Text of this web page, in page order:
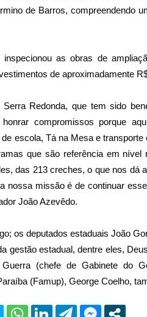
de Barros, compreendendo
as obras de
de aproximadamente
Redonda, que tem sido
compromissos porque
escola, Tá na Mesa e
que são referência em
das 213 creches, o que nos dá
nossa missão é de continuar
João Azevêdo.
os deputados estaduais João
gestão estadual, dentre eles,
(chefe de Gabinete do
(Famup), George Coelho,